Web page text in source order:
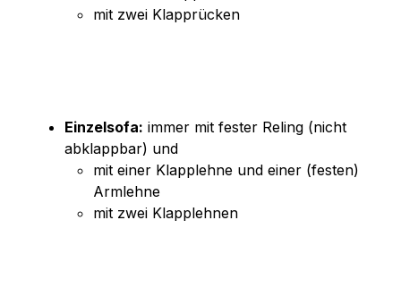
mit zwei Klapprücken
Einzelsofa: immer mit fester Reling (nicht
abklappbar) und
mit einer Klapplehne und einer (festen)
Armlehne
mit zwei Klapplehnen